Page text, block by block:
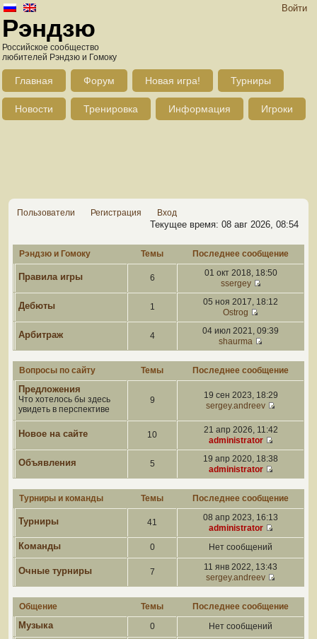
Войти
Рэндзю
Российское сообщество
любителей Рэндзю и Гомоку
Главная Форум Новая игра! Турниры
Новости Тренировка Информация Игроки
Пользователи Регистрация Вход
Текущее время: 08 авг 2026, 08:54
Рэндзю и Гомоку Темы Последнее сообщение
Правила игры 6
01 окт 2018, 18:50
ssergey
Дебюты 1
05 ноя 2017, 18:12
Ostrog
Арбитраж 4
04 июл 2021, 09:39
shaurma
Вопросы по сайту Темы Последнее сообщение
Предложения
Что хотелось бы здесь
увидеть в перспективе
9
19 сен 2023, 18:29
sergey.andreev
Новое на сайте 10
21 апр 2026, 11:42
administrator
Объявления 5
19 апр 2020, 18:38
administrator
Турниры и команды Темы Последнее сообщение
Турниры 41
08 апр 2023, 16:13
administrator
Команды 0 Нет сообщений
Очные турниры 7
11 янв 2022, 13:43
sergey.andreev
Общение Темы Последнее сообщение
Музыка 0 Нет сообщений